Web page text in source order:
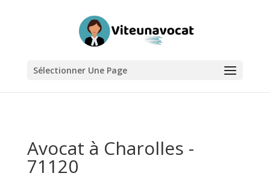
Sélectionner Une Page
Avocat à Charolles -
71120